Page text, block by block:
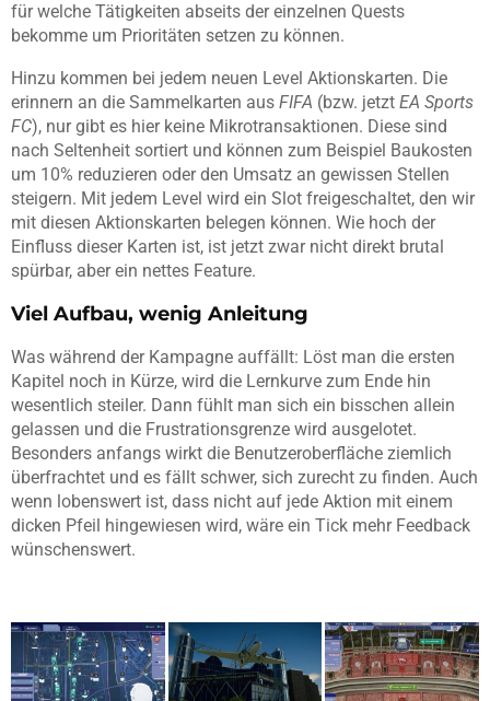
für welche Tätigkeiten abseits der einzelnen Quests
bekomme um Prioritäten setzen zu können.
Hinzu kommen bei jedem neuen Level Aktionskarten. Die
erinnern an die Sammelkarten aus FIFA (bzw. jetzt EA Sports
FC), nur gibt es hier keine Mikrotransaktionen. Diese sind
nach Seltenheit sortiert und können zum Beispiel Baukosten
um 10% reduzieren oder den Umsatz an gewissen Stellen
steigern. Mit jedem Level wird ein Slot freigeschaltet, den wir
mit diesen Aktionskarten belegen können. Wie hoch der
Einfluss dieser Karten ist, ist jetzt zwar nicht direkt brutal
spürbar, aber ein nettes Feature.
Viel Aufbau, wenig Anleitung
Was während der Kampagne auffällt: Löst man die ersten
Kapitel noch in Kürze, wird die Lernkurve zum Ende hin
wesentlich steiler. Dann fühlt man sich ein bisschen allein
gelassen und die Frustrationsgrenze wird ausgelotet.
Besonders anfangs wirkt die Benutzeroberfläche ziemlich
überfrachtet und es fällt schwer, sich zurecht zu finden. Auch
wenn lobenswert ist, dass nicht auf jede Aktion mit einem
dicken Pfeil hingewiesen wird, wäre ein Tick mehr Feedback
wünschenswert.